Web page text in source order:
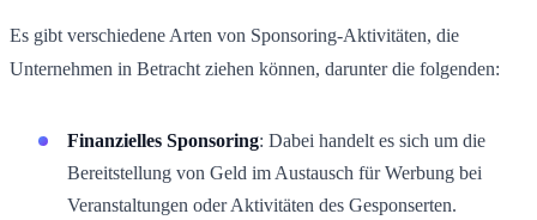
Es gibt verschiedene Arten von Sponsoring-Aktivitäten, die
Unternehmen in Betracht ziehen können, darunter die folgenden:
Finanzielles Sponsoring: Dabei handelt es sich um die
Bereitstellung von Geld im Austausch für Werbung bei
Veranstaltungen oder Aktivitäten des Gesponserten.